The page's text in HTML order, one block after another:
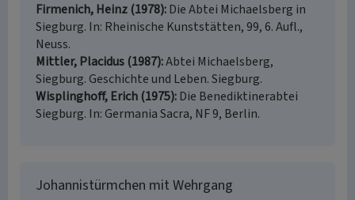
Firmenich, Heinz (1978) Die Abtei Michaelsberg in
Siegburg. In: Rheinische Kunststätten, 99, 6. Aufl.,
Neuss.
Mittler, Placidus (1987) Abtei Michaelsberg,
Siegburg. Geschichte und Leben. Siegburg.
Wisplinghoff, Erich (1975) Die Benediktinerabtei
Siegburg. In: Germania Sacra, NF 9, Berlin.
Johannistürmchen mit Wehrgang